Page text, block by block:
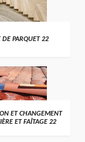
DE PARQUET 22
ET CHANGEMENT
ET FAÎTAGE 22